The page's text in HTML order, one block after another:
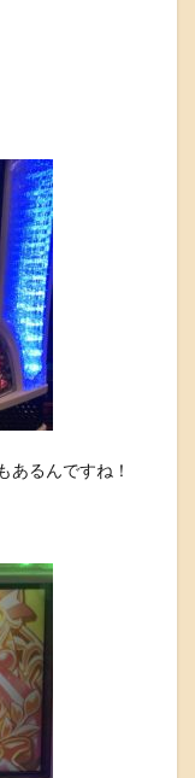
あるんですね！